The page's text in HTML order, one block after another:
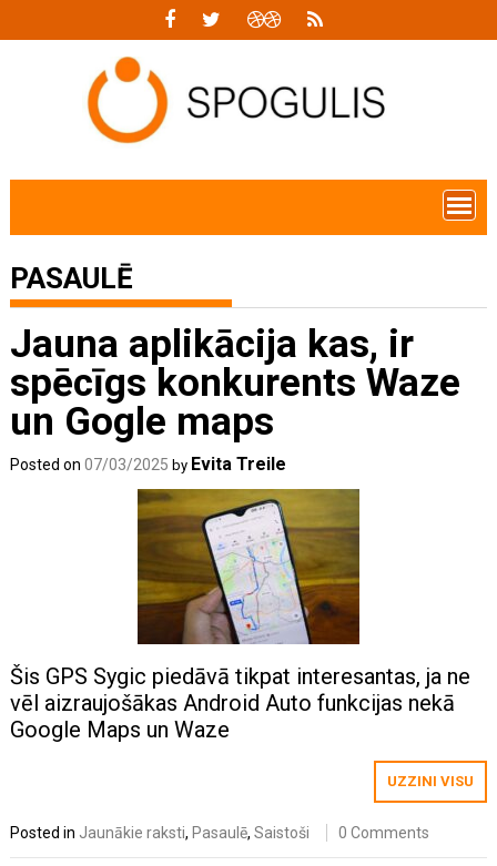
PASAULĒ
Jauna aplikācija kas, ir
spēcīgs konkurents Waze
un Gogle maps
Posted on07/03/2025 by Evita Treile
Šis GPS Sygic piedāvā tikpat interesantas, ja ne
vēl aizraujošākas Android Auto funkcijas nekā
Google Maps un Waze
UZZINI VISU
Posted in Jaunākie raksti,Pasaulē,Saistoši 0 Comments